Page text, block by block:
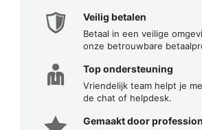
Veilig betalen
Betaal in een veilige
onze betrouwbare
Top ondersteuning
Vriendelijk team helpt je
de chat of helpdesk.
Gemaakt door